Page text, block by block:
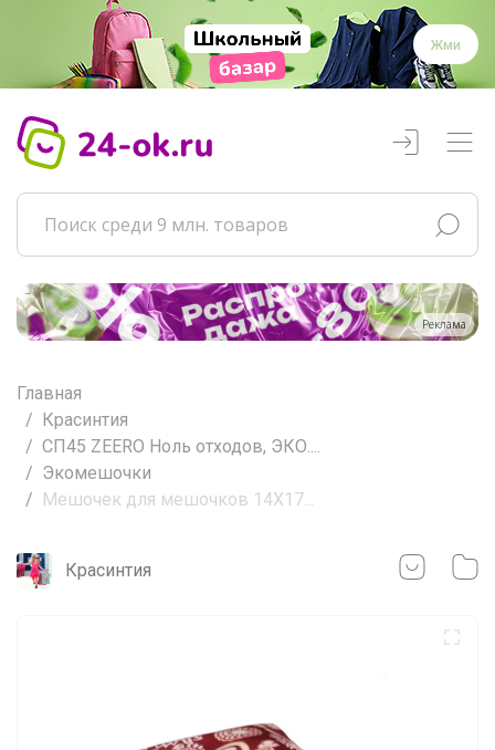
Жми
Реклама
Главная
Красинтия
СП45 ZEERO Ноль отходов, ЭКО....
Экомешочки
Мешочек для мешочков 14Х17...
Красинтия